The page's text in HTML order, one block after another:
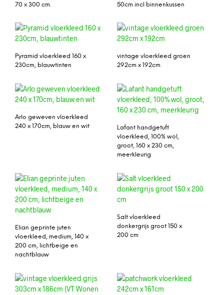
70 x 300 cm.
50cm incl binnenkussen
Pyramid vloerkleed 160 x
230cm, blauwtinten
vintage vloerkleed groen
292cm x 192cm
Arlo geweven vloerkleed
240 x 170cm, blauw en wit
Lafant handgetuft
vloerkleed, 100% wol,
groot, 160 x 230 cm,
meerkleurig
Elian geprinte juten
vloerkleed, medium, 140 x
200 cm, lichtbeige en
nachtblauw
Salt vloerkleed
donkergrijs groot 150 x
200 cm